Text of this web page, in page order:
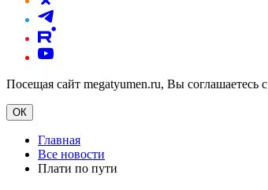
Посещая сайт megatyumen.ru, Вы соглашаетесь с
ОК
Главная
Все новости
Плати по пути